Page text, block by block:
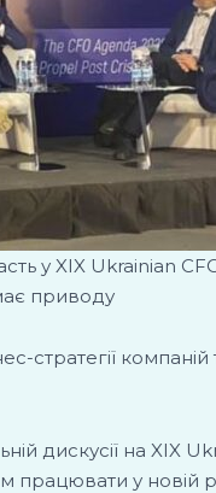
у XIX Ukrainian
приводу
стратегії
дискусії на XIX
працювати у новій